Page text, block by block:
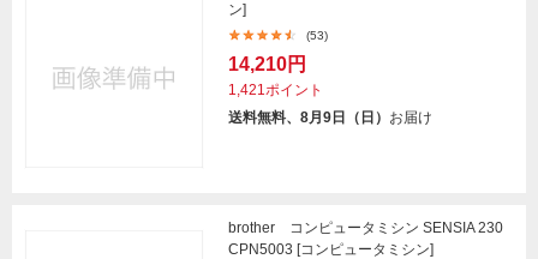
ン]
(53)
14,210円
1,421ポイント
送料無料、8月9日（日） お届け
brother コンピュータミシン SENSIA 230
CPN5003 [コンピュータミシン]